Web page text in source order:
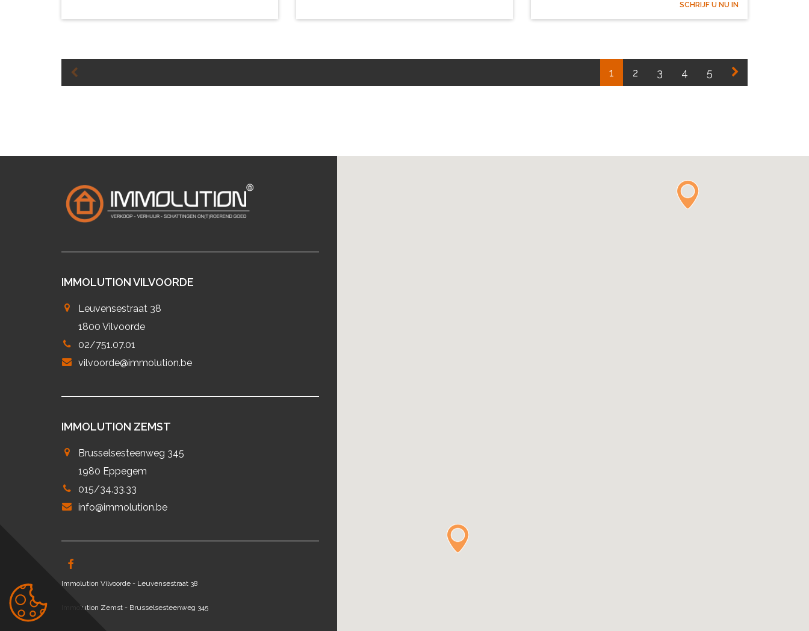
SCHRIJF U NU IN
1 2 3 4 5
IMMOLUTION VILVOORDE
Leuvensestraat 38
1800 Vilvoorde
02/751.07.01
vilvoorde@immolution.be
IMMOLUTION ZEMST
Brusselsesteenweg 345
1980 Eppegem
015/34.33.33
info@immolution.be
Immolution Vilvoorde - Leuvensestraat 38
Immolution Zemst - Brusselsesteenweg 345